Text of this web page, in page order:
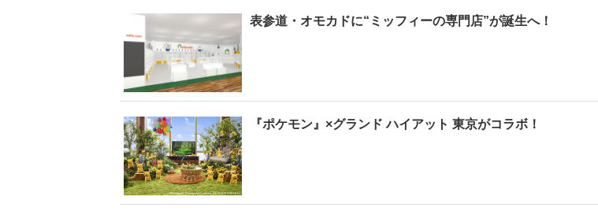
表参道・オモカドに“ミッフィーの専門店”が誕生へ！
『ポケモン』×グランド ハイアット 東京がコラボ！
ピンクの衣装がステ
キ！ 「ME:I」MIU＆
KEIKO撮り下ろしイ
ンタビューフォト
【大胆カット満載】
乃木坂46・与田祐希
3rd写真集『ヨー
ダ』公開カット